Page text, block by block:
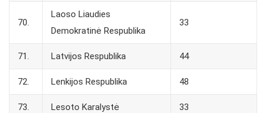
70.
Laoso Liaudies
Demokratinė Respublika
33
71. Latvijos Respublika 44
72. Lenkijos Respublika 48
73. Lesoto Karalystė 33